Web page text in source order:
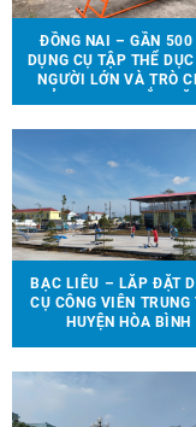
ĐỒNG NAI – GẦN 500
DỤNG CỤ TẬP THỂ
NGƯỜI LỚN VÀ TRÒ
BẠC LIÊU – LẮP ĐẶT
CỤ CÔNG VIÊN TRUNG
HUYỆN HÒA BÌNH